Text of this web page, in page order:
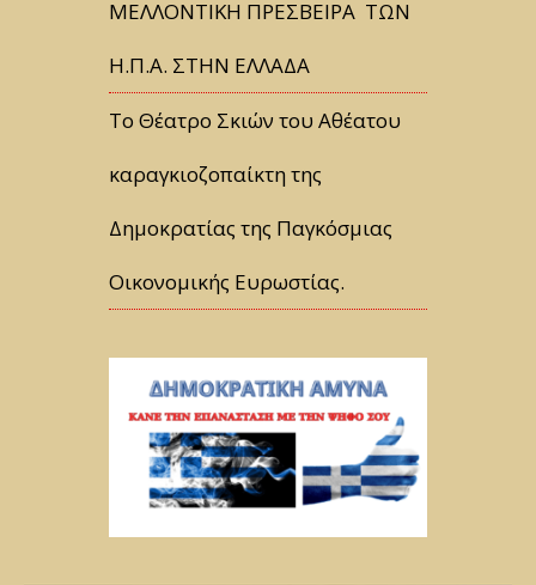
ΜΕΛΛΟΝΤΙΚΗ ΠΡΕΣΒΕΙΡΑ ΤΩΝ
Η.Π.Α. ΣΤΗΝ ΕΛΛΑΔΑ
Tο Θέατρο Σκιών του Αθέατου
καραγκιοζοπαίκτη της
Δημοκρατίας της Παγκόσμιας
Οικονομικής Ευρωστίας.